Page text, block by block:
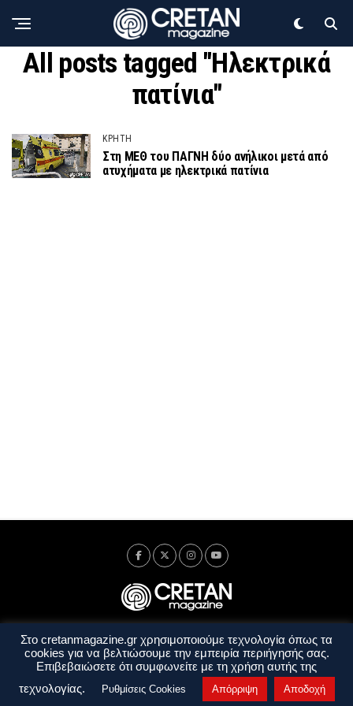
All posts tagged "Ηλεκτρικά
πατίνια"
ΚΡΗΤΗ
Στη ΜΕΘ του ΠΑΓΝΗ δύο ανήλικοι μετά από
ατυχήματα με ηλεκτρικά πατίνια
Ταυτότητα Πολιτική Απορρήτου
Όροι Χρήσης
Όροι και Προϋποθέσεις
Στο cretanmagazine.gr χρησιμοποιούμε τεχνολογία όπως τα
cookies για να βελτιώσουμε την εμπειρία περιήγησής σας.
Επιβεβαιώσετε ότι συμφωνείτε με τη χρήση αυτής της
τεχνολογίας.
Ρυθμίσεις Cookies Απόρριψη Αποδοχή